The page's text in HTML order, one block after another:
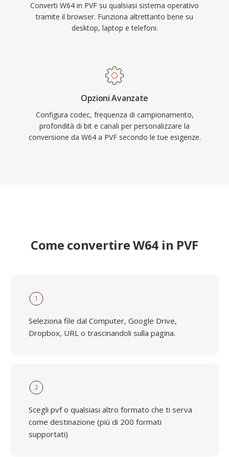
Converti W64 in PVF su qualsiasi sistema operativo
tramite il browser. Funziona altrettanto bene su
desktop, laptop e telefoni.
Opzioni Avanzate
Configura codec, frequenza di campionamento,
profondità di bit e canali per personalizzare la
conversione da W64 a PVF secondo le tue esigenze.
Come convertire W64 in PVF
1
Seleziona file dal Computer, Google Drive,
Dropbox, URL o trascinandoli sulla pagina.
2
Scegli pvf o qualsiasi altro formato che ti serva
come destinazione (più di 200 formati
supportati)